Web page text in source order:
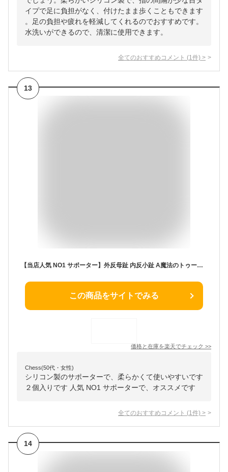
イプで足に負担がなく、付けたまま歩くこともできます
。足の負担や疲れを軽減してくれるのでおすすめです。
水洗いができるので、清潔に使用できます。
全てのおすすめコメント (1 件) >
13
【当店人気 NO1 サポーター】外反母趾 内反小趾 A魔法のトゥーサポーター 健康 血行 シリコン 2個 外反母趾サポーター 足指 広げる 外反母趾矯正グッズ 外反母趾 サポーター 足指セパレーター 外反母趾サポーター 矯正 外反母趾矯正サポーター
この商品をサイトでみる
価格と在庫を楽天でチェック >>
Chess(50代・女性)
シリコン製のサポーターで、柔らかくて使いやすいです
２個入りです 人気 NO1 サポーターで、オススメです
全てのおすすめコメント (1 件) >
14